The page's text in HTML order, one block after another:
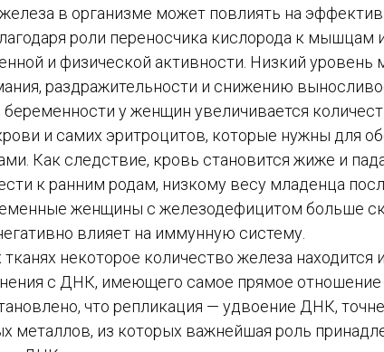
в организме может повлиять на
роли переносчика кислорода к мышцам
и физической активности. Низкий уровень
раздражительности и снижению
беременности у женщин увеличивается
и самих эритроцитов, которые нужны для
Как следствие, кровь становится жиже и
к ранним родам, низкому весу младенца
женщины с железодефицитом больше
влияет на иммунную систему.
тканях некоторое количество железа находится
с ДНК, имеющего самое прямое отношение
что репликация — удвоение ДНК,
металлов, из которых важнейшая роль